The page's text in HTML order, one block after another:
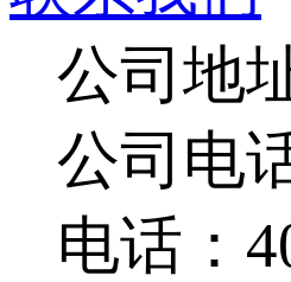
公司地
公司电
电话：